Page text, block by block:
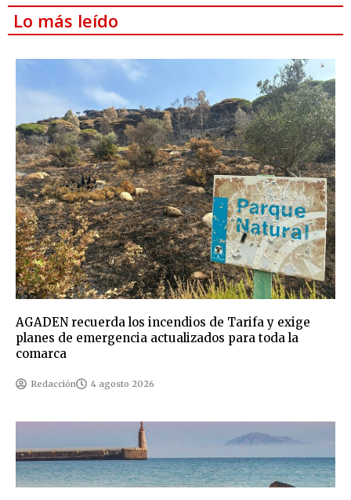
Lo más leído
AGADEN recuerda los incendios de Tarifa y exige
planes de emergencia actualizados para toda la
comarca
Redacción 4 agosto 2026